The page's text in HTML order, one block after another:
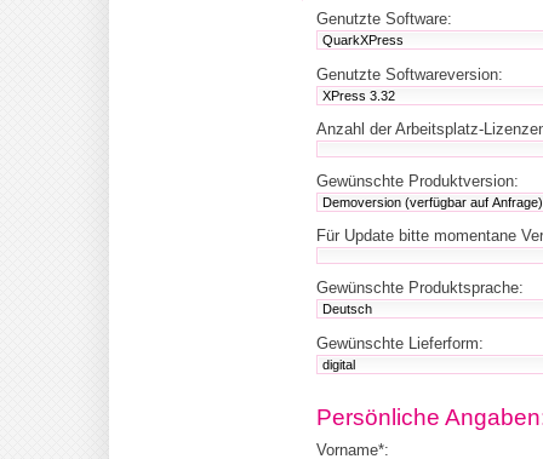
Genutzte Software:
Genutzte Softwareversion:
Anzahl der Arbeitsplatz-
Gewünschte Produktversion:
Für Update bitte momentane
Gewünschte Produktsprache:
Gewünschte Lieferform:
Persönliche
Vorname*: